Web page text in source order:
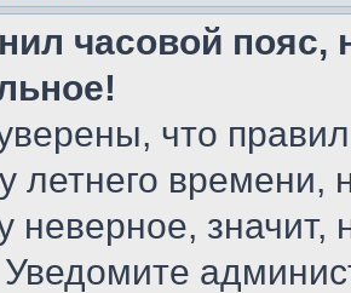
часовой пояс,
что
летнего
неверное, значит,